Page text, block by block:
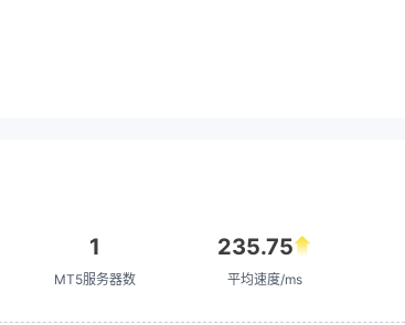
1
MT5服务器数
235.75
平均速度/ms